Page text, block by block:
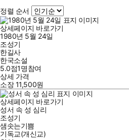
정렬 순서
상세페이지 바로가기
1980년 5월 24일
조성기
한길사
한국소설
5.0점1명참여
상세 가격
소장11,500원
상세페이지 바로가기
성서 속 성 심리
조성기
샘솟는기쁨
기독교(개신교)